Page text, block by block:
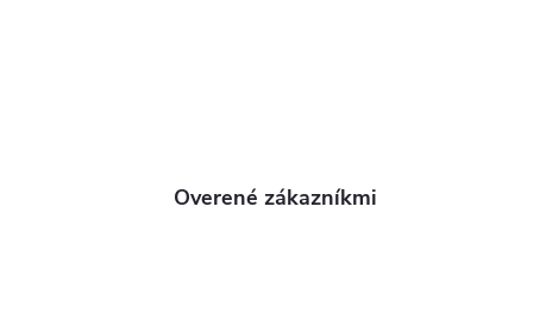
Overené zákazníkmi